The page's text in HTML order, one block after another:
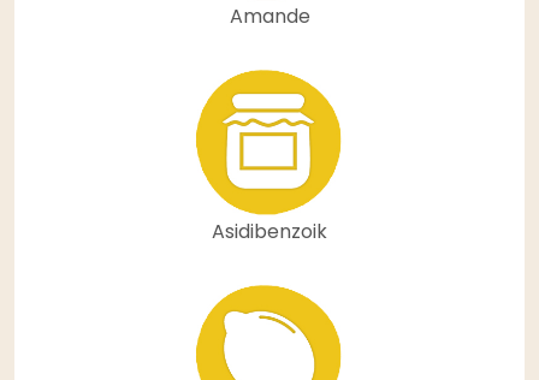
Amande
Asidibenzoik